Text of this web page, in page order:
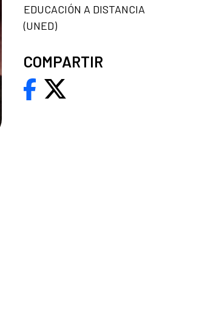
EDUCACIÓN A DISTANCIA
(UNED)
COMPARTIR